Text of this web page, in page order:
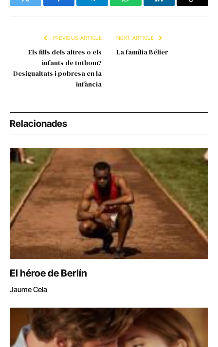
Twitter FacebookTelegramWhatsAppLinkedInCopy
PREVIOUS ARTICLE
Els fills dels altres o els
infants de tothom?
Desigualtats i pobresa en la
infància
NEXT ARTICLE
La família Bélier
Relacionades
El héroe de Berlín
Jaume Cela